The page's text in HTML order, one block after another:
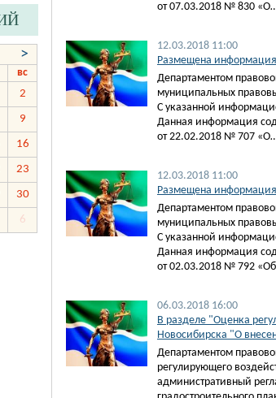
от 07.03.2018 № 830
12.03.2018 11:00
Размещена информация
Департаментом
муниципальных
С указанной
Данная информация
от 22.02.2018 № 707
12.03.2018 11:00
​​Размещена информация
Департаментом
муниципальных
С указанной
Данная информация
от 02.03.2018 № 792
06.03.2018 16:00
В разделе "Оценка
Новосибирска "О
Департаментом
регулирующего
административный
>
вс
2
9
16
23
30
6